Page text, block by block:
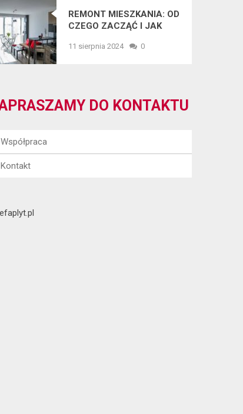
REMONT MIESZKANIA: OD
CZEGO ZACZĄĆ I JAK
11 sierpnia 2024 0
DO KONTAKTU
Współpraca
Kontakt